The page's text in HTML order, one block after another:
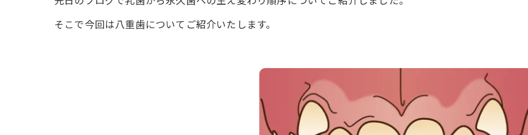
そこで今回は八重歯についてご紹介いたします。